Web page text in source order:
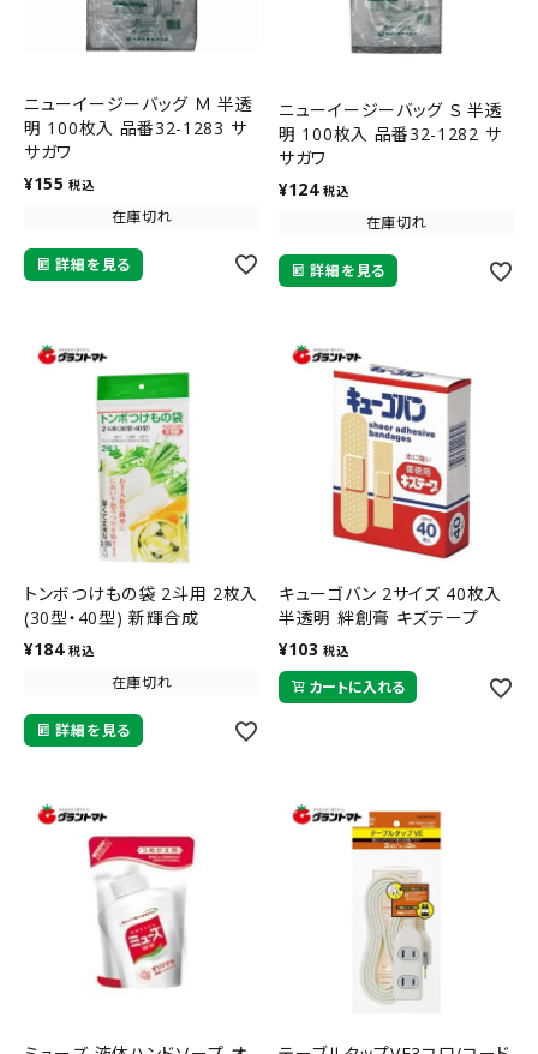
ニューイージーバッグ Ｍ 半透
明 100枚入 品番32-1283 サ
サガワ
¥155 税込
在庫切れ
詳細を見る
ニューイージーバッグ Ｓ 半透
明 100枚入 品番32-1282 サ
サガワ
¥124 税込
在庫切れ
詳細を見る
トンボつけもの袋 2斗用 2枚入
(30型・40型) 新輝合成
¥184 税込
在庫切れ
詳細を見る
キューゴバン 2サイズ 40枚入
半透明 絆創膏 キズテープ
¥103 税込
カートに入れる